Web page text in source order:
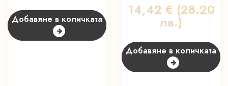
Добавяне в количката
14,42 € (28.20
лв.)
Добавяне в количката